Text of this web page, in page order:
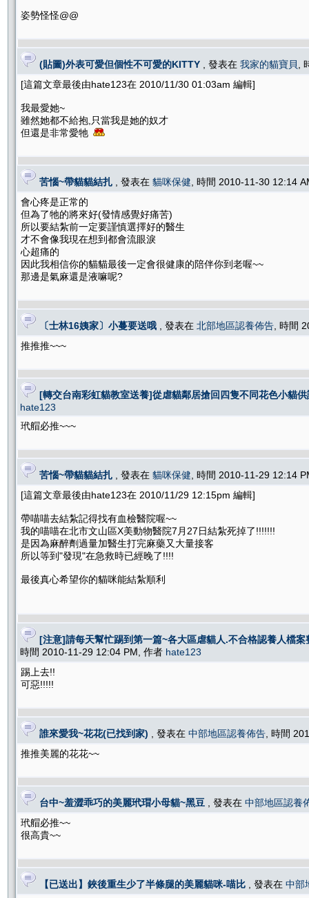
姿勢怪怪@@
(貼圖)外表可愛但個性不可愛的KITTY , 發表在 我家的貓寶貝
,
[這篇文章最後由hate123在 2010/11/30 01:03am 編輯]
我最愛她~
雖然她都不給抱,只當我是她的奴才
但還是非常愛牠
苦惱~帶貓貓結扎 , 發表在 貓咪保健 , 時間 2010-11-30 12:14
會心疼是正常的
但為了牠的將來好(發情感覺好痛苦)
所以要結紮前一定要謹慎選擇好的醫生
才不會像我現在想到都會流眼淚
心超痛的
因此我相信你的貓貓最後一定會很健康的陪伴你到老喔~~
那邊是氣麻還是液嘛呢?
〔士林16姨家〕小蔓要送哦 , 發表在 北部地區認養佈告 , 時間
推推推~~~
[轉交台南彩虹貓教室送養]從虐貓鄰居搶回四隻不同花色小貓
hate123
玳艒必推~~~
苦惱~帶貓貓結扎 , 發表在 貓咪保健 , 時間 2010-11-29 12:14
[這篇文章最後由hate123在 2010/11/29 12:15pm 編輯]
帶喵喵去結紮記得找有血檢醫院喔~~
我的喵喵在北市文山區X美動物醫院7月27日結紮死掉了!!!!!!!
是因為麻醉劑過量加醫生打完麻藥又大量接客
所以等到"發現"在急救時已經晚了!!!!
最後真心希望你的貓咪能結紮順利
[注意]請每天幫忙踢到第一篇~各大區虐貓人.不合格認養人檔
時間 2010-11-29 12:04 PM, 作者 hate123
踢上去!!
可惡!!!!!
誰來愛我~花花(已找到家) , 發表在 中部地區認養佈告 , 時間
推推美麗的花花~~
台中~羞澀乖巧的美麗玳瑁小母貓~黑豆 , 發表在 中部地區認養
玳艒必推~~
很高貴~~
【已送出】鋏後重生少了半條腿的美麗貓咪-喵比 , 發表在 中部